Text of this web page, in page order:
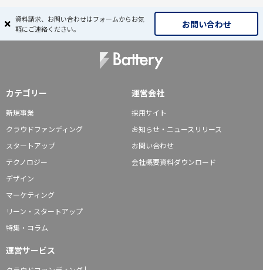
資料請求、お問い合わせはフォームからお気
軽にご連絡ください。
お問い合わせ
カテゴリー
新規事業
クラウドファンディング
スタートアップ
テクノロジー
デザイン
マーケティング
リーン・スタートアップ
特集・コラム
運営会社
採用サイト
お知らせ・ニュースリリース
お問い合わせ
会社概要資料ダウンロード
運営サービス